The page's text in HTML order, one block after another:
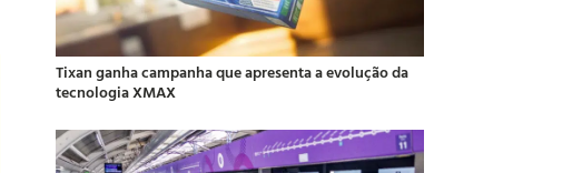
Tixan ganha campanha que apresenta a evolução da
tecnologia XMAX